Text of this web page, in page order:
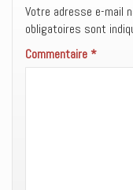
Votre adresse e-mail
obligatoires sont
Commentaire*